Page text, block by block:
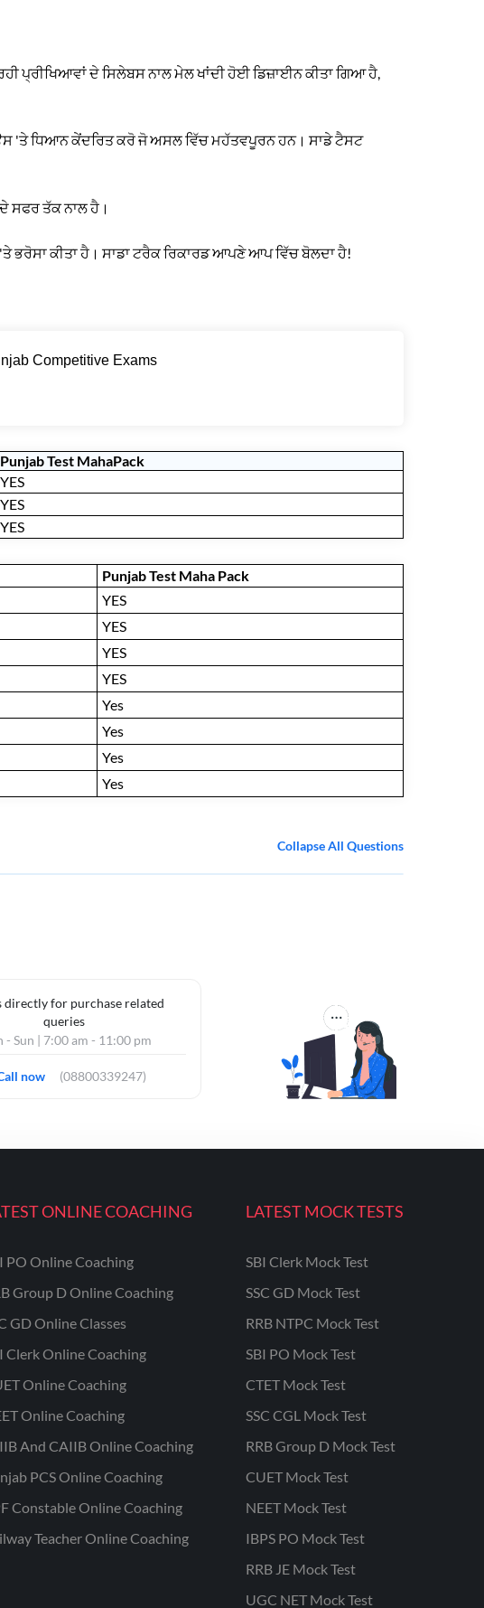
ਪ੍ਰੀਖਿਆਵਾਂ ਦੇ ਸਿਲੇਬਸ ਨਾਲ ਮੇਲ ਖਾਂਦੀ ਹੋਈ ਡਿਜ਼ਾਈਨ ਕੀਤਾ ਗਿਆ ਹੈ,
'ਤੇ ਧਿਆਨ ਕੇਂਦਰਿਤ ਕਰੋ ਜੋ ਅਸਲ ਵਿੱਚ ਮਹੱਤਵਪੂਰਨ ਹਨ। ਸਾਡੇ ਟੈਸਟ
ਸਫਰ ਤੱਕ ਨਾਲ ਹੈ।
ਭਰੋਸਾ ਕੀਤਾ ਹੈ। ਸਾਡਾ ਟਰੈਕ ਰਿਕਾਰਡ ਆਪਣੇ ਆਪ ਵਿੱਚ ਬੋਲਦਾ ਹੈ!
Competitive Exams
Punjab Test MahaPack
YES
YES
YES
Punjab Test Maha Pack
YES
YES
YES
YES
Yes
Yes
Yes
Yes
Collapse All Questions
directly for purchase related
queries
- Sun | 7:00 am - 11:00 pm
now (08800339247)
ONLINE COACHING
PO Online Coaching
Group D Online Coaching
GD Online Classes
Clerk Online Coaching
Online Coaching
Online Coaching
And CAIIB Online Coaching
PCS Online Coaching
Constable Online Coaching
Teacher Online Coaching
LATEST MOCK TESTS
SBI Clerk Mock Test
SSC GD Mock Test
RRB NTPC Mock Test
SBI PO Mock Test
CTET Mock Test
SSC CGL Mock Test
RRB Group D Mock Test
CUET Mock Test
NEET Mock Test
IBPS PO Mock Test
RRB JE Mock Test
UGC NET Mock Test